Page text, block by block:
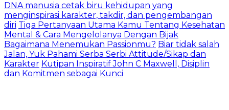
DNA manusia cetak biru kehidupan yang
menginspirasi karakter, takdir, dan pengembangan
diri Tiga Pertanyaan Utama Kamu Tentang Kesehatan
Mental & Cara Mengelolanya Dengan Bijak
Bagaimana Menemukan Passionmu? Biar tidak salah
Jalan, Yuk Pahami Serba Serbi Attitude/Sikap dan
Karakter Kutipan Inspiratif John C Maxwell, Disiplin
dan Komitmen sebagai Kunci